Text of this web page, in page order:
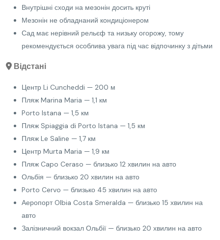
Внутрішні сходи на мезонін досить круті
Мезонін не обладнаний кондиціонером
Сад має нерівний рельєф та низьку огорожу, тому
рекомендується особлива увага під час відпочинку з дітьми
Відстані
Центр Li Cuncheddi — 200 м
Пляж Marina Maria — 1,1 км
Porto Istana — 1,5 км
Пляж Spiaggia di Porto Istana — 1,5 км
Пляж Le Saline — 1,7 км
Центр Murta Maria — 1,9 км
Пляж Capo Ceraso — близько 12 хвилин на авто
Ольбія — близько 20 хвилин на авто
Porto Cervo — близько 45 хвилин на авто
Аеропорт Olbia Costa Smeralda — близько 15 хвилин на
авто
Залізничний вокзал Ольбії — близько 20 хвилин на авто